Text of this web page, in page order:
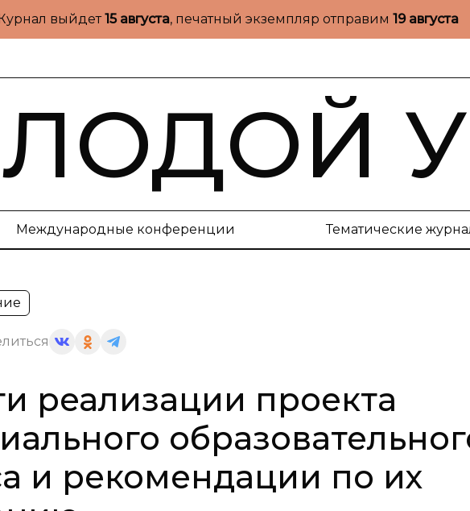
выйдет15 августа, печатный экземпляр отправим 19 августа
Международные конференции Тематические
реализации проекта
и рекомендации по их